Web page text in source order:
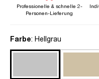
Professionelle & schnelle 2-
Personen-Lieferung
Farbeauswählen
: Hellgrau